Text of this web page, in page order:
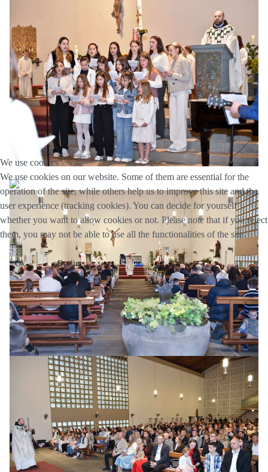
We use cookies
We use cookies on our website. Some of them are essential for the
operation of the site, while others help us to improve this site and the
user experience (tracking cookies). You can decide for yourself
whether you want to allow cookies or not. Please note that if you reject
them, you may not be able to use all the functionalities of the site.
Ok Decline